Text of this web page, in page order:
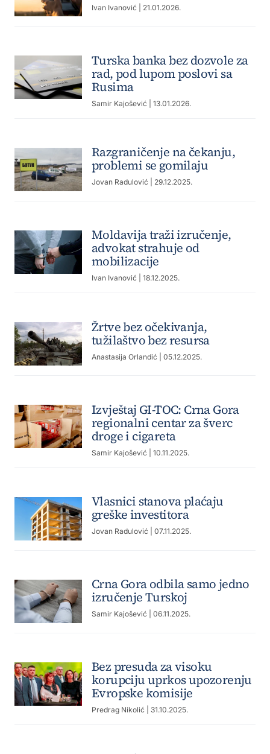
Ivan Ivanović | 21.01.2026.
Turska banka bez dozvole za
rad, pod lupom poslovi sa
Rusima
Samir Kajošević | 13.01.2026.
Razgraničenje na čekanju,
problemi se gomilaju
Jovan Radulović | 29.12.2025.
Moldavija traži izručenje,
advokat strahuje od
mobilizacije
Ivan Ivanović | 18.12.2025.
Žrtve bez očekivanja,
tužilaštvo bez resursa
Anastasija Orlandić | 05.12.2025.
Izvještaj GI-TOC: Crna Gora
regionalni centar za šverc
droge i cigareta
Samir Kajošević | 10.11.2025.
Vlasnici stanova plaćaju
greške investitora
Jovan Radulović | 07.11.2025.
Crna Gora odbila samo jedno
izručenje Turskoj
Samir Kajošević | 06.11.2025.
Bez presuda za visoku
korupciju uprkos upozorenju
Evropske komisije
Predrag Nikolić | 31.10.2025.